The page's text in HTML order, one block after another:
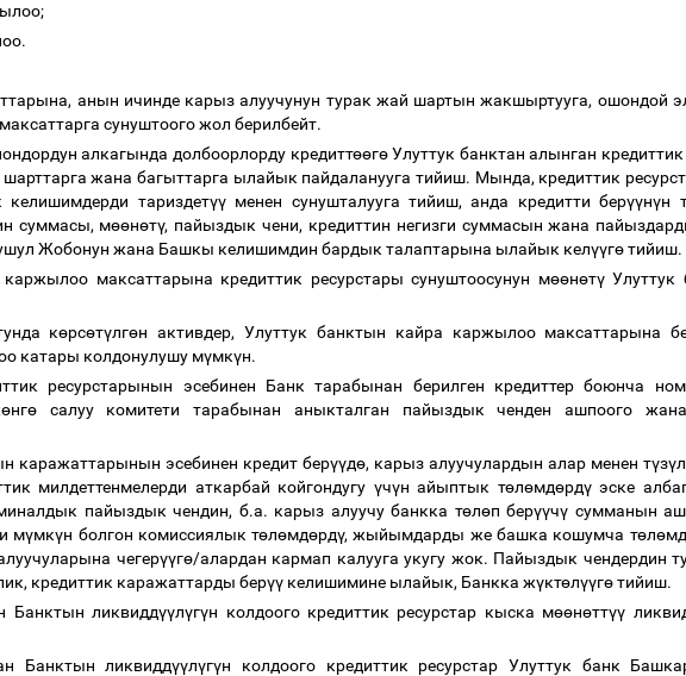
анын ичинде карыз алуучунун турак жай шартын жакшыртууга, ошондой
сунуштоого жол берилбейт.
алкагында долбоорлорду кредиттөөгөУлуттук банктан алынган
шарттарга жана багыттарга ылайык пайдаланууга тийиш. Мында, кредиттик
келишимдерди тариздетүүменен сунушталууга тийиш, анда кредитти берүүнүн т
суммасы, мөөнөтү, пайыздык чени, кредиттин негизги суммасын жана
Жобонун жана Башкы келишимдин бардык талаптарына ылайык келүүгөтийиш.
максаттарына кредиттик ресурстары сунуштоосунун мөөнөтүУлуттук
көрсөтүлгөн активдер, Улуттук банктын кайра каржылоо максаттарына
катары колдонулушу мүмкүн.
ресурстарынын эсебинен Банк тарабынан берилген кредиттер боюнча
өнгө салуу комитети тарабынан аныкталган пайыздык ченден ашпоого
каражаттарынын эсебинен кредит берүүдө, карыз алуучулардын алар менен түзү
милдеттенмелерди аткарбай койгондугу үчүн айыптык төлөмдөрдүэске
пайыздык чендин, б.а. карыз алуучу банкка төлөп берүүчү сумманын
мүмкүн болгон комиссиялык төлөмдөрдү, жыйымдарды же башка кошумча төлөмд
чегерүүгө/алардан кармап калууга укугу жок. Пайыздык чендердин
кредиттик каражаттарды берүү келишимине ылайык, Банкка жүктөлүүгөтийиш.
Банктын ликвиддүүлүгүн колдоого кредиттик ресурстар кыска мөөнөттүү
Банктын ликвиддүүлүгүн колдоого кредиттик ресурстар Улуттук банк